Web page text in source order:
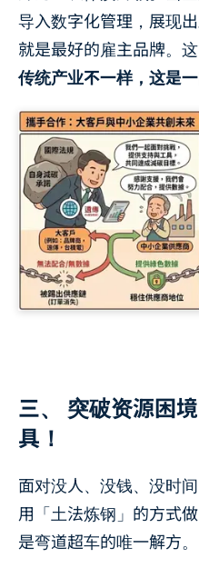
导入数字化管理，展现
就是最好的雇主品牌。
传统产业不一样，这是
三、 突破资源困
具！
面对没人、没钱、没时
用「土法炼钢」的方式
是弯道超车的唯一解方。